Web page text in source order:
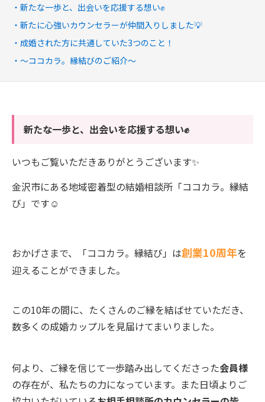
新たな一歩と、出会いを応援する想い✊
新たに心強いカウンセラーが仲間入りしました💡
成婚された方に共通していた3つのこと！
～ココカラ。縁結びのご紹介～
新たな一歩と、出会いを応援する想い✊
いつもご覧いただきありがとうございます✨️
金沢市にある地域密着型の結婚相談所「ココカラ。縁結
び」です☺️
おかげさまで、「ココカラ。縁結び」は創業10周年を
迎えることができました。
この10年の間に、たくさんのご縁を結ばせていただき、
数多くの成婚カップルを見届けてまいりました。
何より、ご縁を信じて一歩踏み出してくださった会員様
の存在が、私たちの力になっています。また日頃よりご